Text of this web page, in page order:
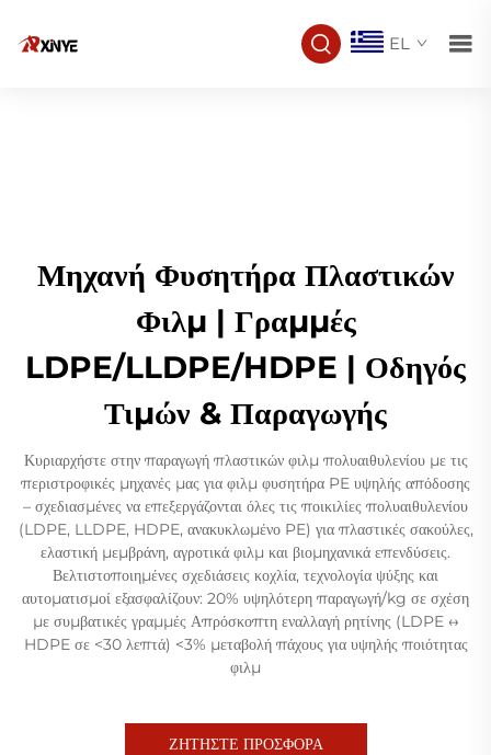
EL
Μηχανή Φυσητήρα Πλαστικών
Φιλμ | Γραμμές
LDPE/LLDPE/HDPE | Οδηγός
Τιμών & Παραγωγής
Κυριαρχήστε στην παραγωγή πλαστικών φιλμ πολυαιθυλενίου με τις
περιστροφικές μηχανές μας για φιλμ φυσητήρα PE υψηλής απόδοσης
– σχεδιασμένες να επεξεργάζονται όλες τις ποικιλίες πολυαιθυλενίου
(LDPE, LLDPE, HDPE, ανακυκλωμένο PE) για πλαστικές σακούλες,
ελαστική μεμβράνη, αγροτικά φιλμ και βιομηχανικά επενδύσεις.
Βελτιστοποιημένες σχεδιάσεις κοχλία, τεχνολογία ψύξης και
αυτοματισμοί εξασφαλίζουν: 20% υψηλότερη παραγωγή/kg σε σχέση
με συμβατικές γραμμές Απρόσκοπτη εναλλαγή ρητίνης (LDPE ↔
HDPE σε <30 λεπτά) <3% μεταβολή πάχους για υψηλής ποιότητας
φιλμ
ΖΗΤΗΣΤΕ ΠΡΟΣΦΟΡΑ